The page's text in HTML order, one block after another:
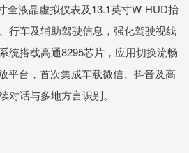
全液晶虚拟仪表及13.1英寸W-HUD抬
行车及辅助驾驶信息，强化驾驶视线
统搭载高通8295芯片，应用切换流畅
平台，首次集成车载微信、抖音及高
对话与多地方言识别。